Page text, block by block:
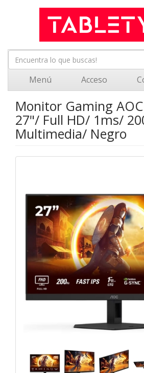
Menú Acceso
Monitor Gaming AOC
27"/ Full HD/ 1ms/
Multimedia/ Negro